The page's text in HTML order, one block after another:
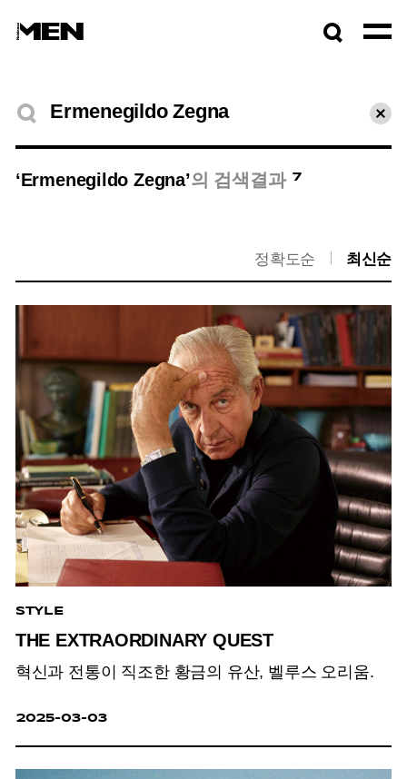
검색결과
초기
‘Ermenegildo Zegna’의 검색결과 7
정확도순 최신순
STYLE
THE EXTRAORDINARY QUEST
혁신과 전통이 직조한 황금의 유산, 벨루스 오리움.
2025-03-03